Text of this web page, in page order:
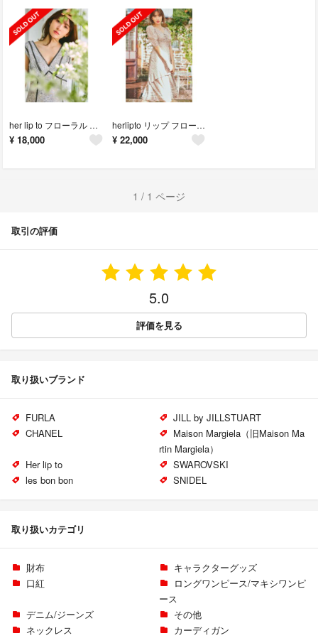
her lip to フローラル ドレス ワンピース
¥ 18,000
herlipto リップ フローラル ワンピース
¥ 22,000
1 / 1 ページ
取引の評価
5.0
評価を見る
取り扱いブランド
FURLA
JILL by JILLSTUART
CHANEL
Maison Margiela（旧Maison Ma
rtin Margiela）
Her lip to
SWAROVSKI
les bon bon
SNIDEL
取り扱いカテゴリ
財布
キャラクターグッズ
口紅
ロングワンピース/マキシワンピ
ース
デニム/ジーンズ
その他
ネックレス
カーディガン